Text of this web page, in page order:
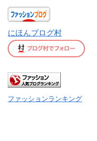
にほんブログ村
ファッションランキング